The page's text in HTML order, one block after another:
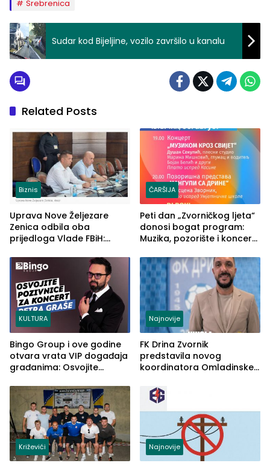
Srebrenica
Sudar kod Bijeljine, vozilo završilo u kanalu
Related Posts
Biznis
Uprava Nove Željezare
Zenica odbila oba
prijedloga Vlade FBiH:
rješenje
ČARŠIJA
Peti dan „Zvorničkog ljeta“
donosi bogat program:
Muzika, pozorište i koncert
KULTURA
Bingo Group i ove godine
otvara vrata VIP događaja
građanima: Osvojite
Graše
Najnovije
FK Drina Zvornik
predstavila novog
koordinatora Omladinske
Križevići Najnovije